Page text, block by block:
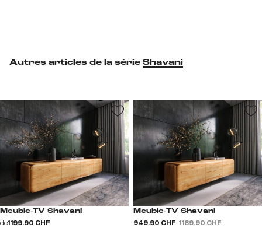
Autres articles de la série Shavani
Meuble-TV Shavani
de1 199.90 CHF
Meuble-TV Shavani
949.90 CHF 1 189.90 CHF